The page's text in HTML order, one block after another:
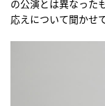
の公演とは異なった
応えについて聞かせ